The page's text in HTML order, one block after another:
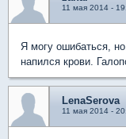
11 мая 2014 -
Я могу ошибаться,
напился крови.
LenaSerova
11 мая 2014 -